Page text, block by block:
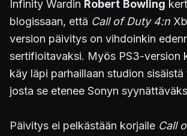
Infinity Wardin Robert Bowling
blogissaan, että Call of Duty 4:n
version päivitys on vihdoinkin
sertifioitavaksi. Myös PS3-version
käy läpi parhaillaan studion sisäistä
josta se etenee Sonyn
Päivitys ei pelkästään korjaile Call